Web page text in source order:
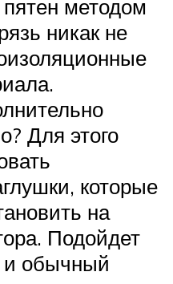
методом
никак не
Для этого
которые
на
Подойдет
и обычный